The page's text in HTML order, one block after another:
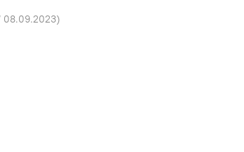
08.09.2023)